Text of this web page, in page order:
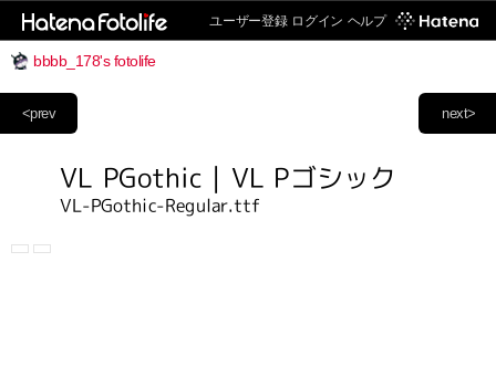
ユーザー登録 ログイン ヘルプ
bbbb_178's fotolife
next>
<prev